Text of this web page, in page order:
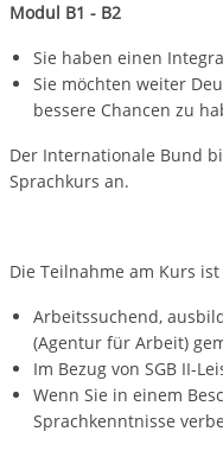
Modul B1 - B2
Sie haben einen
Sie möchten weiter
bessere Chancen zu
Der Internationale Bund
Sprachkurs an.
Die Teilnahme am Kurs
Arbeitssuchend,
(Agentur für Arbeit)
Im Bezug von SGB II-
Wenn Sie in einem
Sprachkenntnisse